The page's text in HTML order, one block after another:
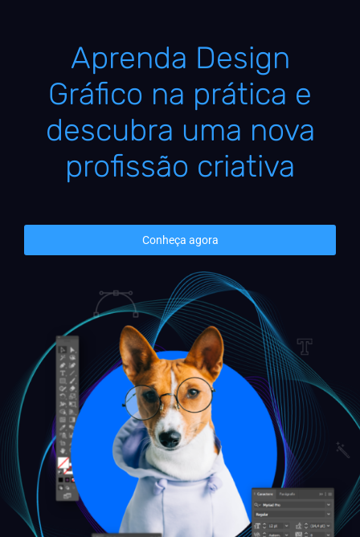
Aprenda Design
Gráfico na prática e
descubra uma nova
profissão criativa
Conheça agora